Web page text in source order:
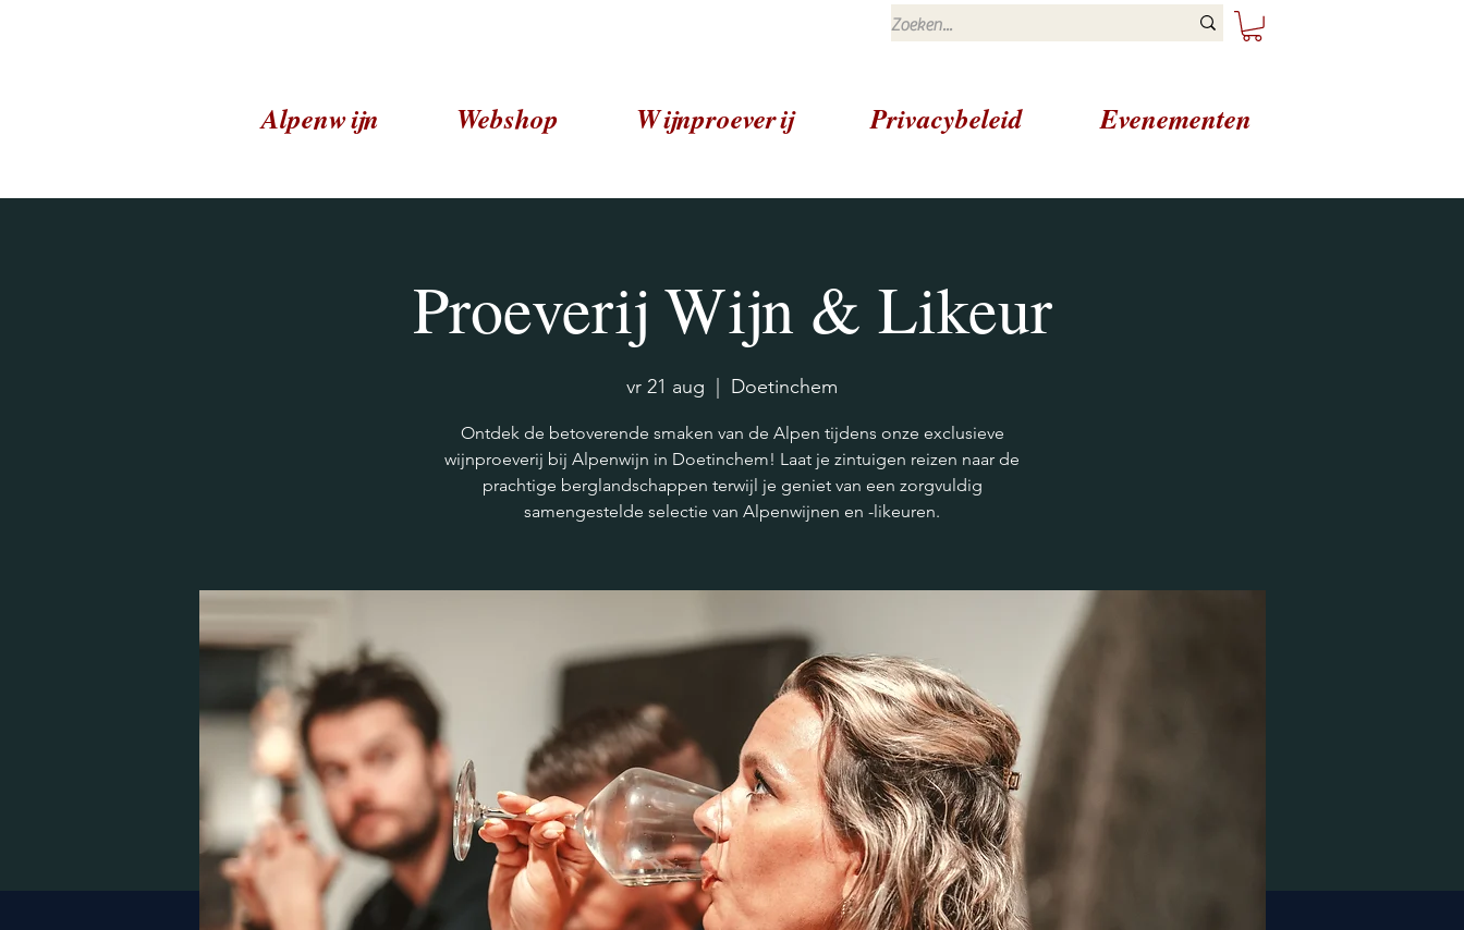
Alpenwijn Webshop Wijnproeverij Privacybeleid Evenementen
Proeverij Wijn & Likeur
vr 21 aug Doetinchem
Ontdek de betoverende smaken van de Alpen tijdens onze exclusieve
wijnproeverij bij Alpenwijn in Doetinchem! Laat je zintuigen reizen naar de
prachtige berglandschappen terwijl je geniet van een zorgvuldig
samengestelde selectie van Alpenwijnen en -likeuren.